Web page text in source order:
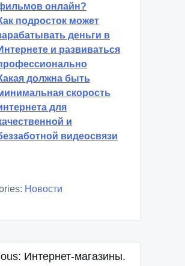
онлайн?
подросток может
деньги в
и развиваться
должна быть
скорость
для
и
видеосвязи
Новости
Интернет-магазины.